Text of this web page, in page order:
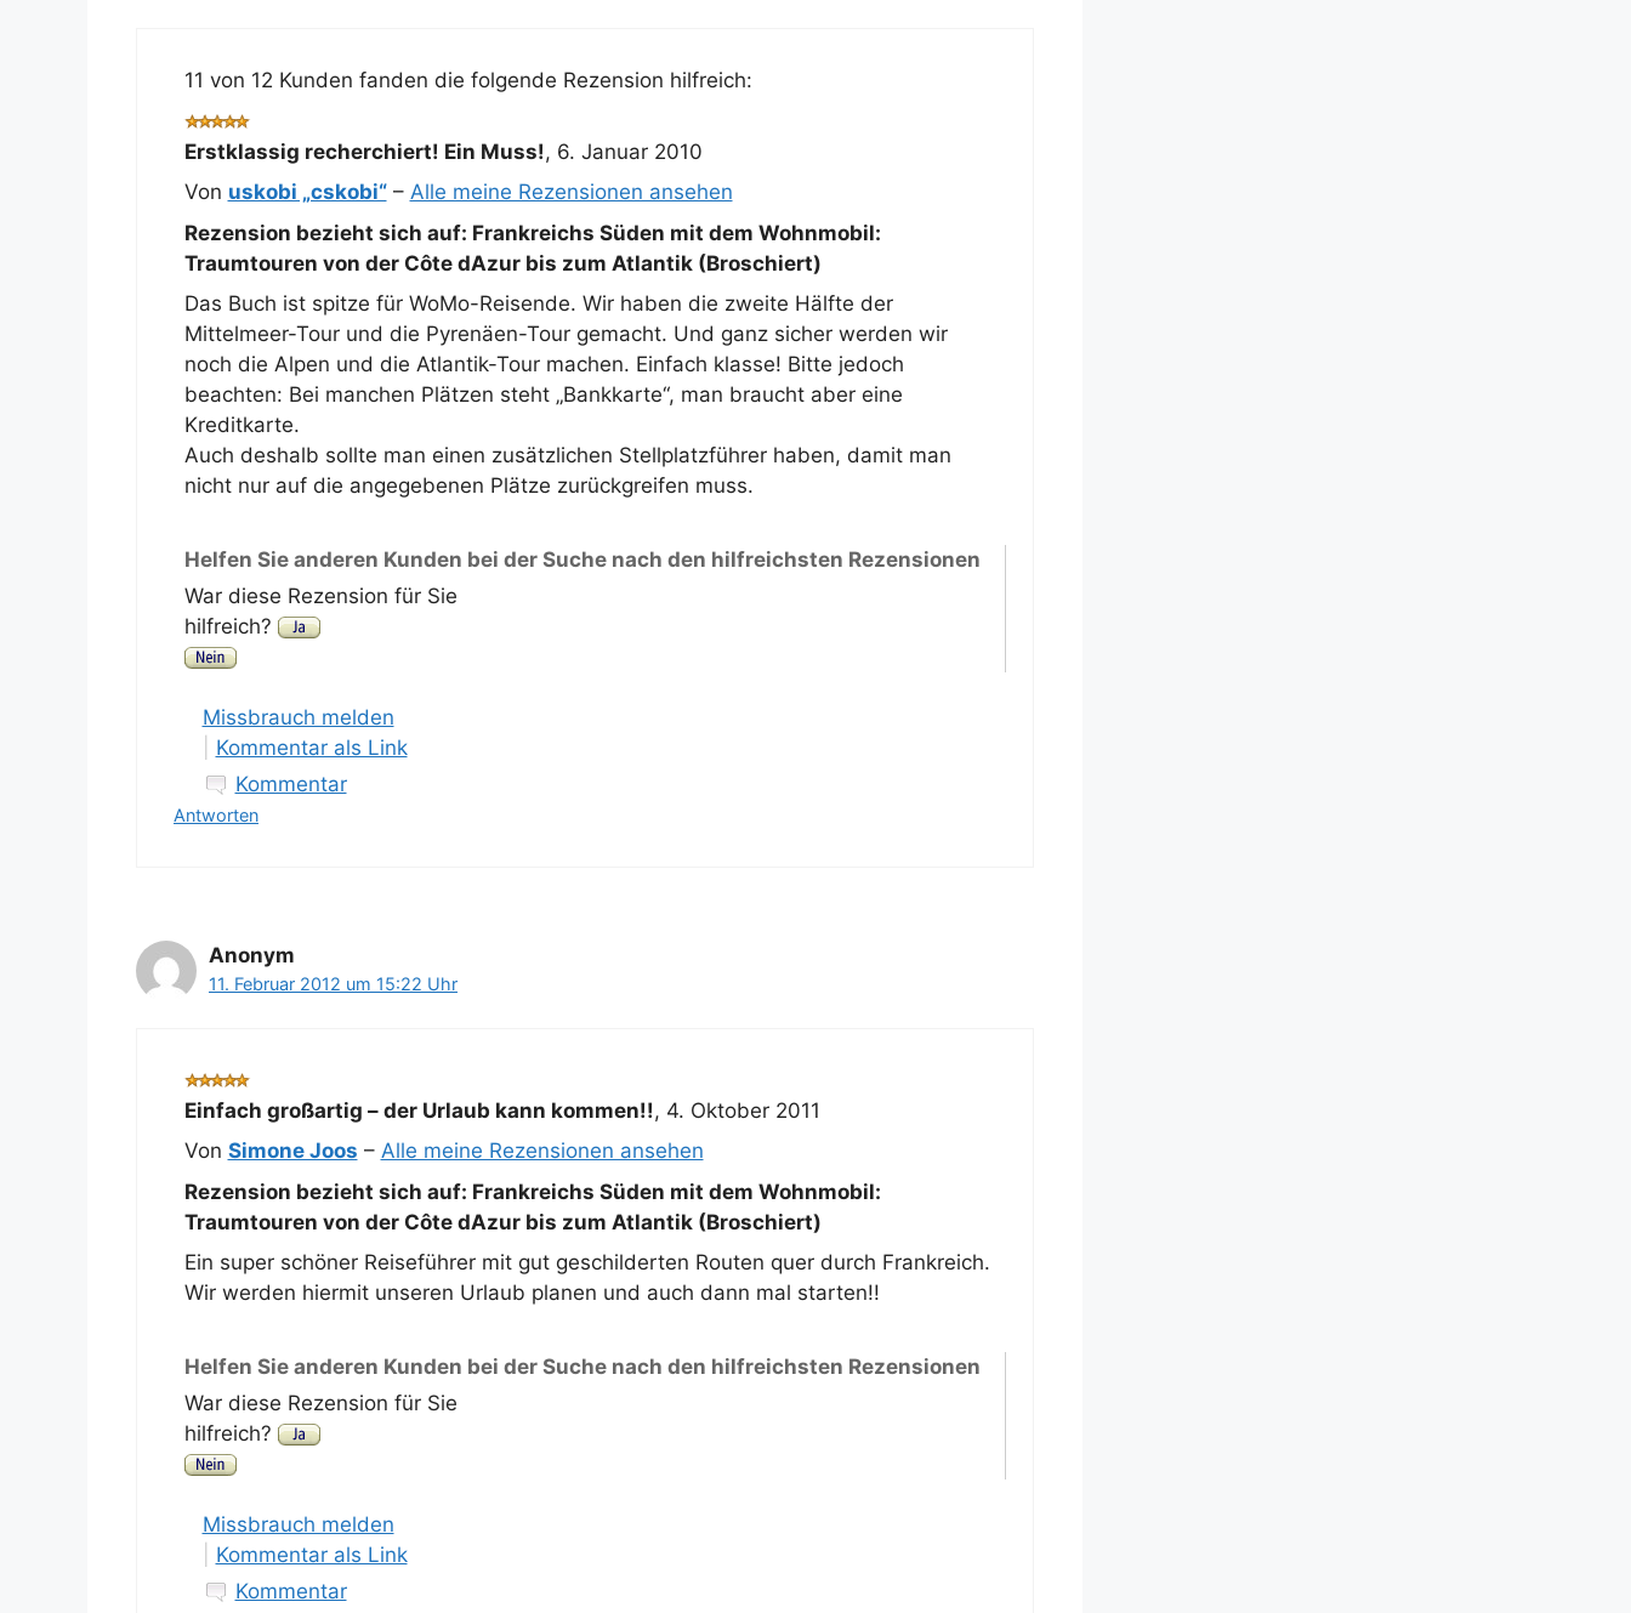
11 von 12 Kunden fanden die folgende Rezension hilfreich:
Erstklassig recherchiert! Ein Muss!, 6. Januar 2010
Von uskobi „cskobi“– Alle meine Rezensionen ansehen
Rezension bezieht sich auf: Frankreichs Süden mit dem Wohnmobil:
Traumtouren von der Côte dAzur bis zum Atlantik (Broschiert)
Das Buch ist spitze für WoMo-Reisende. Wir haben die zweite Hälfte der
Mittelmeer-Tour und die Pyrenäen-Tour gemacht. Und ganz sicher werden wir
noch die Alpen und die Atlantik-Tour machen. Einfach klasse! Bitte jedoch
beachten: Bei manchen Plätzen steht „Bankkarte“, man braucht aber eine
Kreditkarte.
Auch deshalb sollte man einen zusätzlichen Stellplatzführer haben, damit man
nicht nur auf die angegebenen Plätze zurückgreifen muss.
Helfen Sie anderen Kunden bei der Suche nach den hilfreichsten Rezensionen
War diese Rezension für Sie
hilfreich?
Missbrauch melden
Kommentar als Link
Kommentar
Antworten
Anonym
11. Februar 2012 um 15:22 Uhr
Einfach großartig – der Urlaub kann kommen!!, 4. Oktober 2011
Von Simone Joos – Alle meine Rezensionen ansehen
Rezension bezieht sich auf: Frankreichs Süden mit dem Wohnmobil:
Traumtouren von der Côte dAzur bis zum Atlantik (Broschiert)
Ein super schöner Reiseführer mit gut geschilderten Routen quer durch Frankreich.
Wir werden hiermit unseren Urlaub planen und auch dann mal starten!!
Helfen Sie anderen Kunden bei der Suche nach den hilfreichsten Rezensionen
War diese Rezension für Sie
hilfreich?
Missbrauch melden
Kommentar als Link
Kommentar